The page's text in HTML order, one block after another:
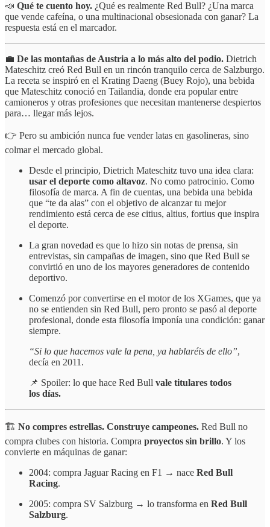
📣 Qué te cuento hoy. ¿Qué es realmente Red Bull? ¿Una marca
que vende cafeína, o una multinacional obsesionada con ganar? La
respuesta está en el marcador.
💼 De las montañas de Austria a lo más alto del podio. Dietrich
Mateschitz creó Red Bull en un rincón tranquilo cerca de Salzburgo.
La receta se inspiró en el Krating Daeng (Buey Rojo), una bebida
que Mateschitz conoció en Tailandia, donde era popular entre
camioneros y otras profesiones que necesitan mantenerse despiertos
para… llegar más lejos.
👉 Pero su ambición nunca fue vender latas en gasolineras, sino
colmar el mercado global.
Desde el principio, Dietrich Mateschitz tuvo una idea clara:
usar el deporte como altavoz. No como patrocinio. Como
filosofía de marca. A fin de cuentas, una bebida una bebida
que “te da alas” con el objetivo de alcanzar tu mejor
rendimiento está cerca de ese citius, altius, fortius que inspira
el deporte.
La gran novedad es que lo hizo sin notas de prensa, sin
entrevistas, sin campañas de imagen, sino que Red Bull se
convirtió en uno de los mayores generadores de contenido
deportivo.
Comenzó por convertirse en el motor de los XGames, que ya
no se entienden sin Red Bull, pero pronto se pasó al deporte
profesional, donde esta filosofía imponía una condición: ganar
siempre.
“Si lo que hacemos vale la pena, ya hablaréis de ello”,
decía en 2011.
📌 Spoiler: lo que hace Red Bull vale titulares todos
los días.
🏗️ No compres estrellas. Construye campeones. Red Bull no
compra clubes con historia. Compra proyectos sin brillo. Y los
convierte en máquinas de ganar:
2004: compra Jaguar Racing en F1 → nace Red Bull
Racing.
2005: compra SV Salzburg → lo transforma en Red Bull
Salzburg.